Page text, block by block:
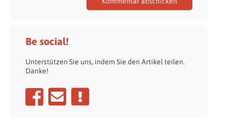
Be social!
Unterstützen Sie uns, indem Sie den Artikel teilen.
Danke!